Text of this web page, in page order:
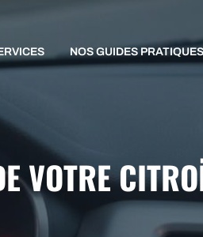
NOS GUIDES PRATIQUES
VOTRE